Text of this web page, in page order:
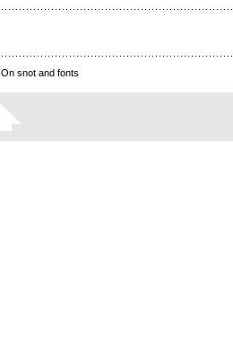
On snot and fonts